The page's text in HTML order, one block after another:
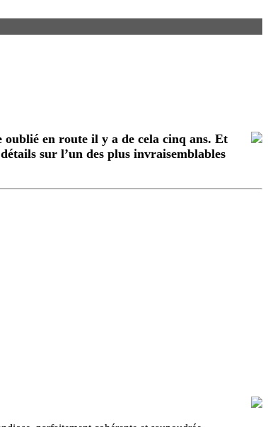
en route il y a de cela cinq ans. Et
sur l’un des plus invraisemblables